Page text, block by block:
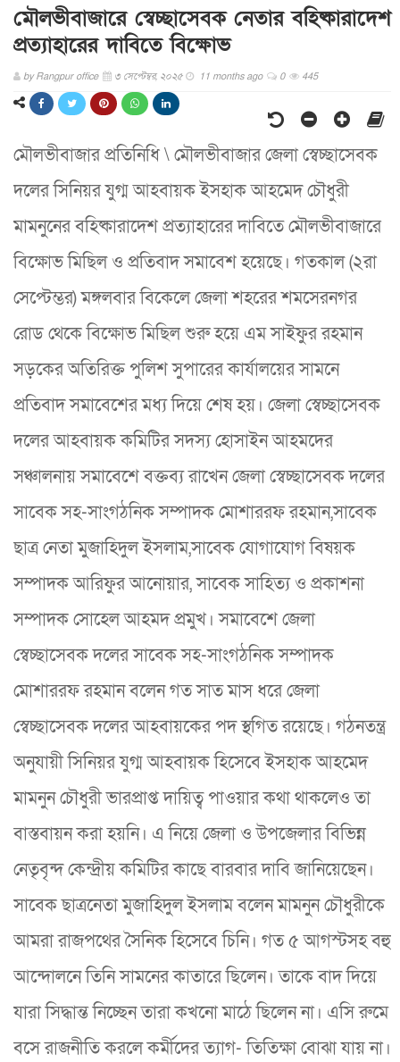
মৌলভীবাজারে স্বেচ্ছাসেবক নেতার বহিষ্কারাদেশ
প্রত্যাহারের দাবিতে বিক্ষোভ
byRangpur office ৩ সেপ্টেম্বর, ২০২৫ 11 months ago 0 445
মৌলভীবাজার প্রতিনিধি \ মৌলভীবাজার জেলা স্বেচ্ছাসেবক
দলের সিনিয়র যুগ্ম আহবায়ক ইসহাক আহমেদ চৌধুরী
মামনুনের বহিষ্কারাদেশ প্রত্যাহারের দাবিতে মৌলভীবাজারে
বিক্ষোভ মিছিল ও প্রতিবাদ সমাবেশ হয়েছে। গতকাল (২রা
সেপ্টেম্ভর) মঙ্গলবার বিকেলে জেলা শহরের শমসেরনগর
রোড থেকে বিক্ষোভ মিছিল শুরু হয়ে এম সাইফুর রহমান
সড়কের অতিরিক্ত পুলিশ সুপারের কার্যালয়ের সামনে
প্রতিবাদ সমাবেশের মধ্য দিয়ে শেষ হয়। জেলা স্বেচ্ছাসেবক
দলের আহবায়ক কমিটির সদস্য হোসাইন আহমদের
সঞ্চালনায় সমাবেশে বক্তব্য রাখেন জেলা স্বেচ্ছাসেবক দলের
সাবেক সহ-সাংগঠনিক সম্পাদক মোশাররফ রহমান,সাবেক
ছাত্র নেতা মুজাহিদুল ইসলাম,সাবেক যোগাযোগ বিষয়ক
সম্পাদক আরিফুর আনোয়ার, সাবেক সাহিত্য ও প্রকাশনা
সম্পাদক সোহেল আহমদ প্রমুখ। সমাবেশে জেলা
স্বেচ্ছাসেবক দলের সাবেক সহ-সাংগঠনিক সম্পাদক
মোশাররফ রহমান বলেন গত সাত মাস ধরে জেলা
স্বেচ্ছাসেবক দলের আহবায়কের পদ স্থগিত রয়েছে। গঠনতন্ত্র
অনুযায়ী সিনিয়র যুগ্ম আহবায়ক হিসেবে ইসহাক আহমেদ
মামনুন চৌধুরী ভারপ্রাপ্ত দায়িত্ব পাওয়ার কথা থাকলেও তা
বাস্তবায়ন করা হয়নি। এ নিয়ে জেলা ও উপজেলার বিভিন্ন
নেতৃবৃন্দ কেন্দ্রীয় কমিটির কাছে বারবার দাবি জানিয়েছেন।
সাবেক ছাত্রনেতা মুজাহিদুল ইসলাম বলেন মামনুন চৌধুরীকে
আমরা রাজপথের সৈনিক হিসেবে চিনি। গত ৫ আগস্টসহ বহু
আন্দোলনে তিনি সামনের কাতারে ছিলেন। তাকে বাদ দিয়ে
যারা সিদ্ধান্ত নিচ্ছেন তারা কখনো মাঠে ছিলেন না। এসি রুমে
বসে রাজনীতি করলে কর্মীদের ত্যাগ- তিতিক্ষা বোঝা যায় না।